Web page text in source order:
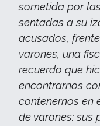
sometida por
sentadas a su
acusados,
varones, una
recuerdo que
encontrarnos
contenernos en
de varones: sus